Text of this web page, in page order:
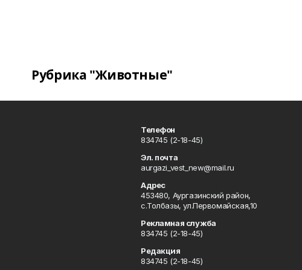
Рубрика "Животные"
Телефон
834745 (2-18-45)
Эл. почта
aurgazi_vest_new@mail.ru
Адрес
453480, Аургазинский район,
с.Толбазы, ул.Первомайская,10
Рекламная служба
834745 (2-18-45)
Редакция
834745 (2-18-45)